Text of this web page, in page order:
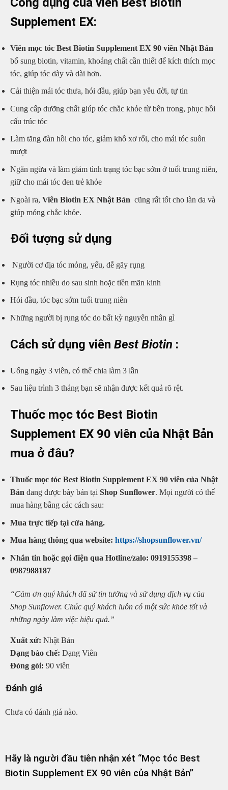
Supplement EX:
Viên mọc tóc Best Biotin Supplement EX 90 viên Nhật Bản
bổ sung biotin, vitamin, khoáng chất cần thiết để kích thích mọc
tóc, giúp tóc dày và dài hơn.
Cải thiện mái tóc thưa, hói đầu, giúp bạn yêu đời, tự tin
Cung cấp dưỡng chất giúp tóc chắc khỏe từ bên trong, phục hồi
cấu trúc tóc
Làm tăng đàn hồi cho tóc, giảm khô xơ rối, cho mái tóc suôn
mượt
Ngăn ngừa và làm giảm tình trạng tóc bạc sớm ở tuổi trung niên,
giữ cho mái tóc đen trẻ khỏe
Ngoài ra, Viên Biotin EX Nhật Bản cũng rất tốt cho làn da và
giúp móng chắc khỏe.
Đối tượng sử dụng
Người cơ địa tóc mỏng, yếu, dễ gãy rụng
Rụng tóc nhiều do sau sinh hoặc tiền mãn kinh
Hói đầu, tóc bạc sớm tuổi trung niên
Những người bị rụng tóc do bất kỳ nguyên nhân gì
Cách sử dụng viên Best Biotin :
Uống ngày 3 viên, có thể chia làm 3 lần
Sau liệu trình 3 tháng bạn sẽ nhận được kết quả rõ rệt.
Thuốc mọc tóc Best Biotin
Supplement EX 90 viên của Nhật Bản
mua ở đâu?
Thuốc mọc tóc Best Biotin Supplement EX 90 viên của Nhật
Bản đang được bày bán tại Shop Sunflower. Mọi người có thể
mua hàng bằng các cách sau:
Mua trực tiếp tại cửa hàng.
Mua hàng thông qua website: https://shopsunflower.vn/
Nhắn tin hoặc gọi điện qua Hotline/zalo: 0919155398 –
0987988187
“Cảm ơn quý khách đã sử tin tưởng và sử dụng dịch vụ của
Shop Sunflower. Chúc quý khách luôn có một sức khỏe tốt và
những ngày làm việc hiệu quả.”
Xuất xứ: Nhật Bản
Dạng bào chế: Dạng Viên
Đóng gói: 90 viên
Đánh giá
Chưa có đánh giá nào.
Hãy là người đầu tiên nhận xét “Mọc tóc Best
Biotin Supplement EX 90 viên của Nhật Bản”